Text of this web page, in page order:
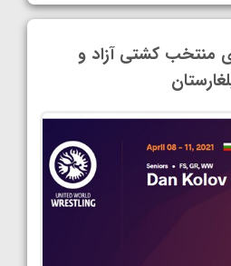
منتخب کشتی آزاد و